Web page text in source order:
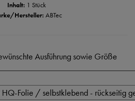
Inhalt: 1 Stück
Hersteller: ABTec
Ausführung sowie Größe
Folie / selbstklebend - rückseitig